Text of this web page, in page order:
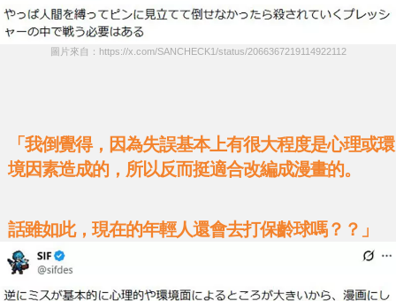
圖片來自：https://x.com/SANCHECK1/status/2066367219114922112
「我倒覺得，因為失誤基本上有很大程度是心理或環
境因素造成的，所以反而挺適合改編成漫畫的。
話雖如此，現在的年輕人還會去打保齡球嗎？？」